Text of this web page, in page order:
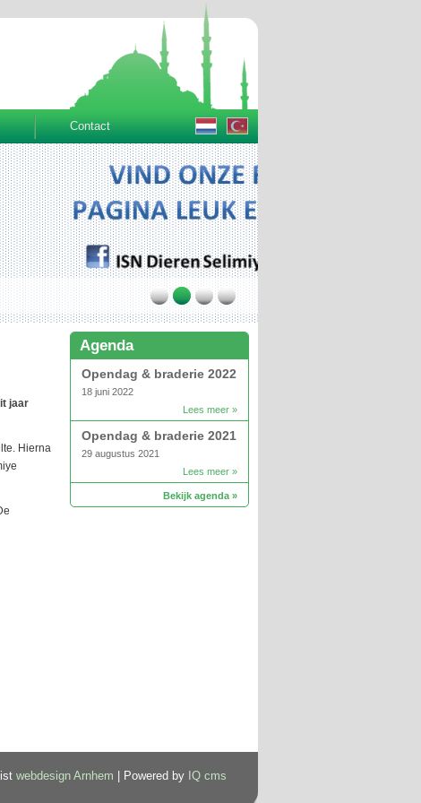
Contact
jaar
Hierna
Agenda
Opendag & braderie 2022
18 juni 2022
Lees meer »
Opendag & braderie 2021
29 augustus 2021
Lees meer »
Bekijk agenda »
webdesign Arnhem | Powered by IQ cms